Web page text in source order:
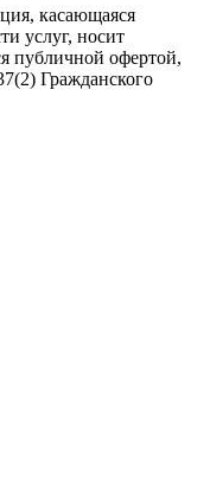
касающаяся
услуг, носит
публичной офертой,
Гражданского